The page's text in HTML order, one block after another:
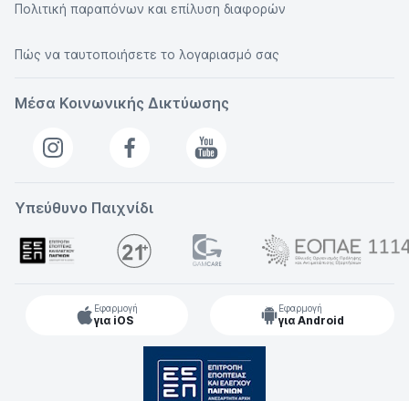
Πολιτική παραπόνων και επίλυση διαφορών
Πώς να ταυτοποιήσετε το λογαριασμό σας
Μέσα Κοινωνικής Δικτύωσης
Υπεύθυνο Παιχνίδι
Εφαρμογή
για iOS
Εφαρμογή
για Android